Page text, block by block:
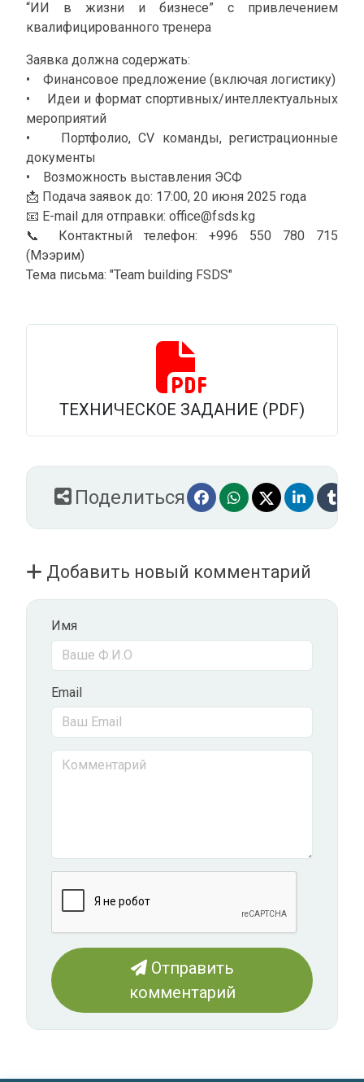
“ИИ в жизни и бизнесе” с привлечением
квалифицированного тренера
Заявка должна содержать:
• Финансовое предложение (включая логистику)
• Идеи и формат спортивных/интеллектуальных
мероприятий
• Портфолио, CV команды, регистрационные
документы
• Возможность выставления ЭСФ
📩 Подача заявок до: 17:00, 20 июня 2025 года
📧 E-mail для отправки: office@fsds.kg
📞 Контактный телефон: ‪+996 550 780 715‬
(Мээрим)
Тема письма: "Team building FSDS"
ТЕХНИЧЕСКОЕ ЗАДАНИЕ (PDF)
Поделиться
Добавить новый комментарий
Имя
Email
Отправить
комментарий